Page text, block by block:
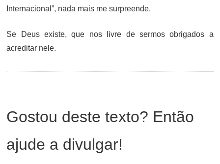
Internacional”, nada mais me surpreende.
Se Deus existe, que nos livre de sermos obrigados a
acreditar nele.
Gostou deste texto? Então
ajude a divulgar!